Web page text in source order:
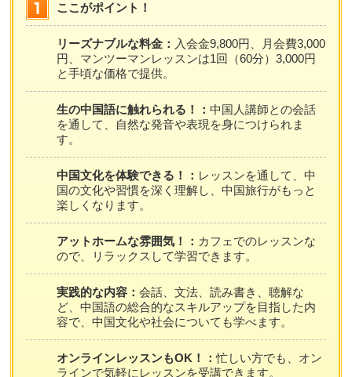
ここがポイント！
リーズナブルな料金： 入会金9,800円、月会費3,000
円、マンツーマンレッスンは1回（60分）3,000円
と手頃な価格で提供。
生の中国語に触れられる！：中国人講師との会話
を通して、自然な発音や表現を身につけられま
す。
中国文化を体験できる！： レッスンを通して、中
国の文化や習慣を深く理解し、中国旅行がもっと
楽しくなります。
アットホームな雰囲気！： カフェでのレッスンな
ので、リラックスして学習できます。
実践的な内容：会話、文法、読み書き、聴解な
ど、中国語の総合的なスキルアップを目指した内
容で、中国文化や社会についても学べます。
オンラインレッスンもOK！：忙しい方でも、オン
ラインで気軽にレッスンを受講できます。